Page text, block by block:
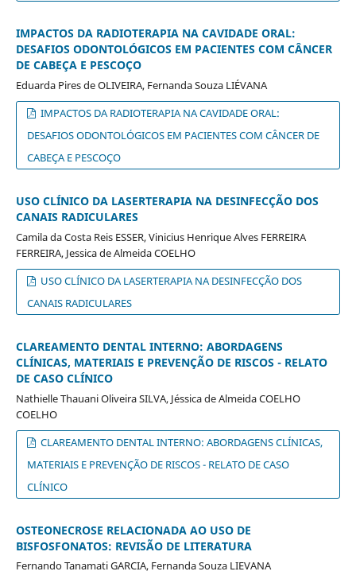
IMPACTOS DA RADIOTERAPIA NA CAVIDADE ORAL:
DESAFIOS ODONTOLÓGICOS EM PACIENTES COM CÂNCER
DE CABEÇA E PESCOÇO
Eduarda Pires de OLIVEIRA, Fernanda Souza LIÉVANA
IMPACTOS DA RADIOTERAPIA NA CAVIDADE ORAL:
DESAFIOS ODONTOLÓGICOS EM PACIENTES COM CÂNCER DE
CABEÇA E PESCOÇO
USO CLÍNICO DA LASERTERAPIA NA DESINFECÇÃO DOS
CANAIS RADICULARES
Camila da Costa Reis ESSER, Vinicius Henrique Alves FERREIRA
FERREIRA, Jessica de Almeida COELHO
USO CLÍNICO DA LASERTERAPIA NA DESINFECÇÃO DOS
CANAIS RADICULARES
CLAREAMENTO DENTAL INTERNO: ABORDAGENS
CLÍNICAS, MATERIAIS E PREVENÇÃO DE RISCOS - RELATO
DE CASO CLÍNICO
Nathielle Thauani Oliveira SILVA, Jéssica de Almeida COELHO
COELHO
CLAREAMENTO DENTAL INTERNO: ABORDAGENS CLÍNICAS,
MATERIAIS E PREVENÇÃO DE RISCOS - RELATO DE CASO
CLÍNICO
OSTEONECROSE RELACIONADA AO USO DE
BISFOSFONATOS: REVISÃO DE LITERATURA
Fernando Tanamati GARCIA, Fernanda Souza LIEVANA